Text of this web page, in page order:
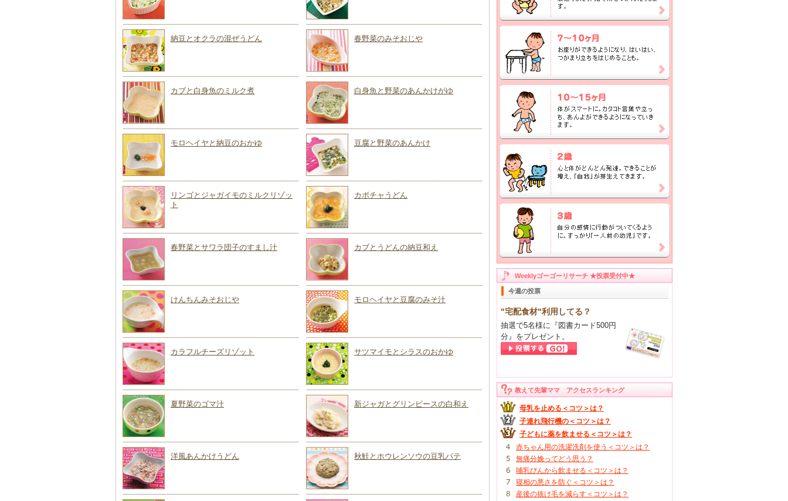
納豆とオクラの混ぜうどん 春野菜のみそおじや
カブと白身魚のミルク煮 白身魚と野菜のあんかけがゆ
モロヘイヤと納豆のおかゆ 豆腐と野菜のあんかけ
リンゴとジャガイモのミルクリゾッ
ト
カボチャうどん
春野菜とサワラ団子のすまし汁 カブとうどんの納豆和え
けんちんみそおじや モロヘイヤと豆腐のみそ汁
カラフルチーズリゾット サツマイモとシラスのおかゆ
夏野菜のゴマ汁 新ジャガとグリンピースの白和え
洋風あんかけうどん 秋鮭とホウレンソウの豆乳パテ
Weeklyゴーゴーリサーチ ★投票受付中★
今週の投票
"宅配食材"利用してる？
抽選で5名様に『図書カード500円
分』をプレゼント。
教えて先輩ママ アクセスランキング
母乳を止める＜コツ＞は？
子連れ飛行機の＜コツ＞は？
子どもに薬を飲ませる＜コツ＞は？
赤ちゃん用の洗濯洗剤を使う＜コツ＞は？
無痛分娩ってどう思う？
哺乳びんから飲ませる＜コツ＞は？
寝相の悪さを防ぐ＜コツ＞は？
産後の抜け毛を減らす＜コツ＞は？